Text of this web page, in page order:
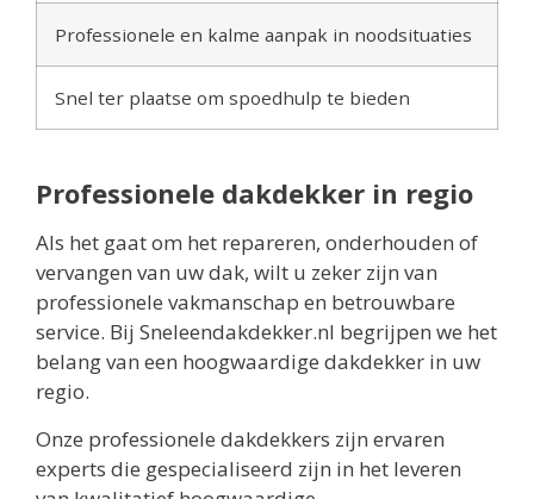
Professionele en kalme aanpak in noodsituaties
Snel ter plaatse om spoedhulp te bieden
Professionele dakdekker in regio
Als het gaat om het repareren, onderhouden of
vervangen van uw dak, wilt u zeker zijn van
professionele vakmanschap en betrouwbare
service. Bij Sneleendakdekker.nl begrijpen we het
belang van een hoogwaardige dakdekker in uw
regio.
Onze professionele dakdekkers zijn ervaren
experts die gespecialiseerd zijn in het leveren